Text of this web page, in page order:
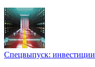
Спецвыпуск: инвестиции